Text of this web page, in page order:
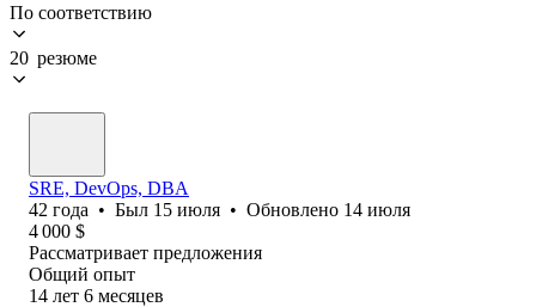
По соответствию
20 резюме
SRE, DevOps, DBA
42 года • Был 15 июля • Обновлено 14 июля
4 000 $
Рассматривает предложения
Общий опыт
14 лет 6 месяцев